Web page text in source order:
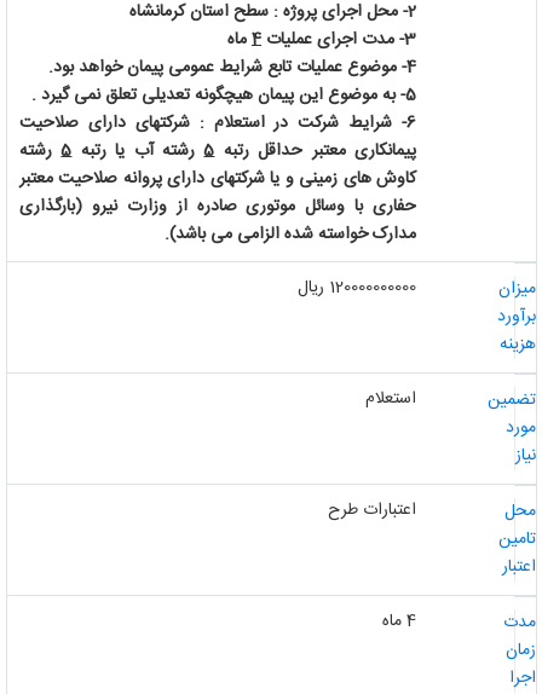
4 ماه
استعلام : شرکتهای دارای صلاحیت
پیمانکاری معتبر حداقل رتبه5 رشتهآب یا رتبه5 رشته
کاوش های زمینی و یا شرکتهای دارای پروانه صلاحیت معتبر
حفاری با وسائل موتوری صادره از وزارت نیرو(بارگذاری
مدارک خواسته شدهالزامی می باشد).
120000000000 ریال
استعلام
اعتبارات طرح